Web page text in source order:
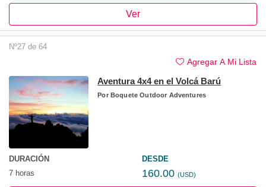
Ver
Nº27 de 64
Agregar A Mi Lista
Aventura 4x4 en el Volcá Barú
PorBoquete Outdoor Adventures
DURACIÓN
7 horas
DESDE
160.00 (USD)